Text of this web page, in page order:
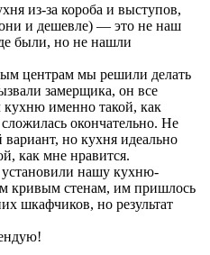
из-за короба и выступов,
и дешевле) — это не наш
были, но не нашли
центрам мы решили делать
замерщика, он все
кухню именно такой, как
окончательно. Не
но кухня идеально
как мне нравится.
нашу кухню-
кривым стенам, им пришлось
шкафчиков, но результат